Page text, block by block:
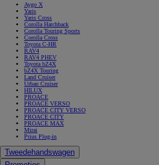
Aygo X
Yaris
Yaris Cross
Corolla Hatchback
Corolla Touring Sports
Corolla Cross
Toyota C-HR
RAV4
RAV4 PHEV
Toyota bZ4X
bZ4X Touring
Land Cruiser
Urban Cruiser
HILUX
PROACE
PROACE VERSO
PROACE CITY VERSO
PROACE CITY
PROACE MAX
Mirai
Prius Plug-in
Tweedehandswagen